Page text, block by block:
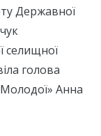
Державної
селищної
голова
Анна